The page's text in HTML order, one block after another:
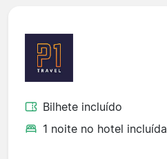
Bilhete incluído
1 noite no hotel incluída